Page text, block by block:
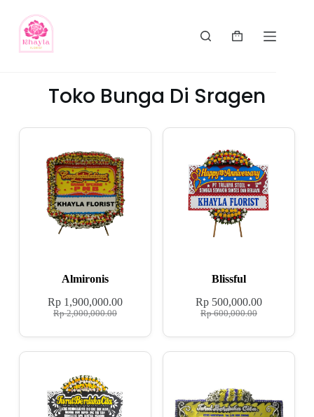
Toko Bunga Di Sragen
Almironis
Rp2,000,000.00
Rp1,900,000.00
Blissful
Rp600,000.00
Rp 500,000.00